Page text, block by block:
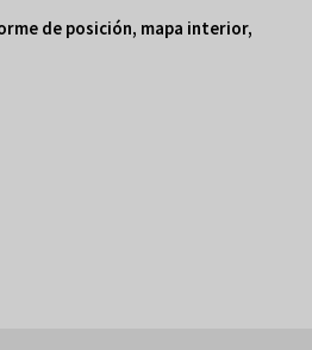
de posición, mapa interior,